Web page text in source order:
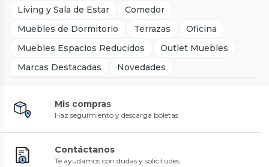
Living y Sala de Estar
Comedor
Muebles de Dormitorio
Terrazas
Oficina
Muebles Espacios Reducidos
Outlet Muebles
Marcas Destacadas
Novedades
Mis compras
Haz seguimiento y descarga boletas
Contáctanos
Te ayudamos con dudas y solicitudes